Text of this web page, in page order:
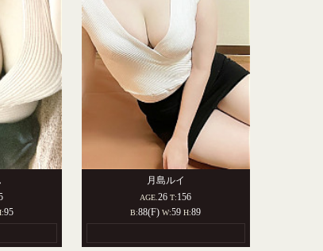
95
月島ルイ
AGE.26T:156
B:88(F)W:59H:89